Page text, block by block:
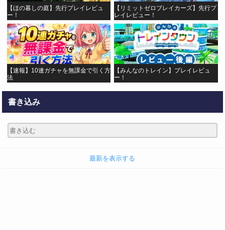
【ほの暮しの庭】先行プレイレビュ
ー！
【リミットゼロブレイカーズ】先行プ
レイレビュー！
【速報】10連ガチャを無課金で引く方
法
【みんなのトレイン】プレイレビュ
ー！
書き込み
最新を表示する